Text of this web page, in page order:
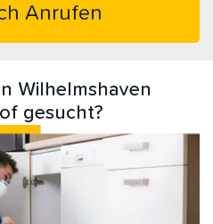
Anrufen
Wilhelmshaven
gesucht?